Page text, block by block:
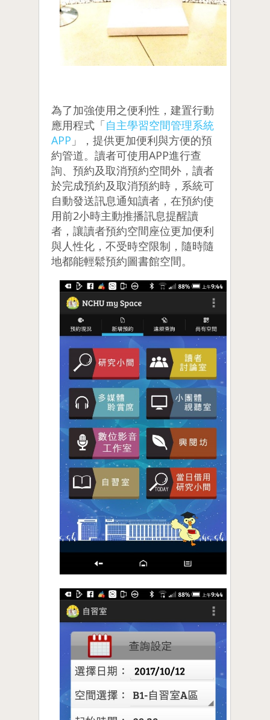
為了加強使用之便利性，建置行動
應用程式「自主學習空間管理系統
APP 」，提供更加便利與方便的預
約管道。讀者可使用APP進行查
詢、預約及取消預約空間外，讀者
於完成預約及取消預約時，系統可
自動發送訊息通知讀者，在預約使
用前2小時主動推播訊息提醒讀
者，讓讀者預約空間座位更加便利
與人性化，不受時空限制，隨時隨
地都能輕鬆預約圖書館空間。